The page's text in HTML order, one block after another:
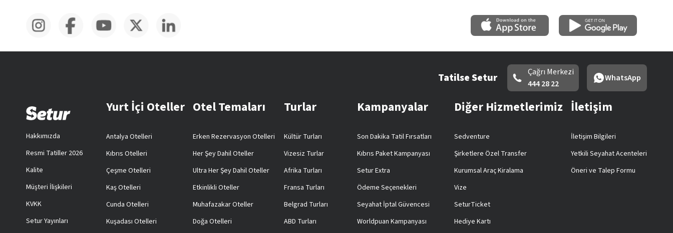
Tatilse Setur
Çağrı Merkezi
444 28 22
WhatsApp
Hakkımızda
Resmi Tatiller 2026
Kalite
Müşteri İlişkileri
KVKK
Setur Yayınları
Yurt İçi Oteller
Antalya Otelleri
Kıbrıs Otelleri
Çeşme Otelleri
Kaş Otelleri
Cunda Otelleri
Kuşadası Otelleri
Otel Temaları
Erken Rezervasyon Otelleri
Her Şey Dahil Oteller
Ultra Her Şey Dahil Oteller
Etkinlikli Oteller
Muhafazakar Oteller
Doğa Otelleri
Turlar
Kültür Turları
Vizesiz Turlar
Afrika Turları
Fransa Turları
Belgrad Turları
ABD Turları
Kampanyalar
Son Dakika Tatil Fırsatları
Kıbrıs Paket Kampanyası
Setur Extra
Ödeme Seçenekleri
Seyahat İptal Güvencesi
Worldpuan Kampanyası
Diğer Hizmetlerimiz
Sedventure
Şirketlere Özel Transfer
Kurumsal Araç Kiralama
Vize
SeturTicket
Hediye Kartı
İletişim
İletişim Bilgileri
Yetkili Seyahat Acenteleri
Öneri ve Talep Formu